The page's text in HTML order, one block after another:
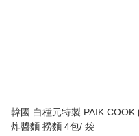
韓國 白種元特製 PAIK COOK
炸醬麵 撈麵 4包/ 袋